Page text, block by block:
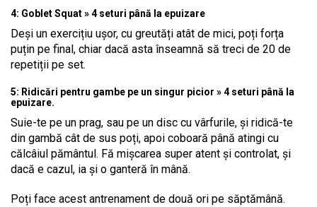
4: Goblet Squat » 4 seturi până la epuizare
Deși un exercițiu ușor, cu greutăți atât de mici, poți forța
puțin pe final, chiar dacă asta înseamnă să treci de 20 de
repetiții pe set.
5: Ridicări pentru gambe pe un singur picior » 4 seturi până la
epuizare.
Suie-te pe un prag, sau pe un disc cu vârfurile, și ridică-te
din gambă cât de sus poți, apoi coboară până atingi cu
călcâiul pământul. Fă mișcarea super atent și controlat, și
dacă e cazul, ia și o ganteră în mână.
Poți face acest antrenament de două ori pe săptămână.